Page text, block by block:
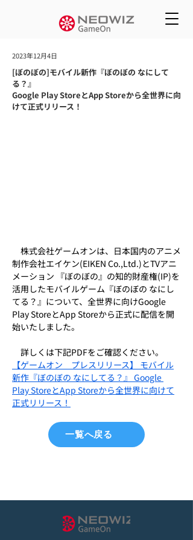
2023年12月4日
[ぼのぼの]モバイル新作『ぼのぼの なにして
る？』
Google Play StoreとApp Storeから全世界に向
けて正式リリース！
株式会社ゲームオンは、日本国内のアニメ
制作会社エイケン(EIKEN Co.,Ltd.)とTVアニ
メーション 『ぼのぼの』の知的財産権(IP)を
活用したモバイルゲーム『ぼのぼの なにし
てる？』について、全世界に向けGoogle
Play StoreとApp Storeから正式に配信を開
始いたしました。
詳しくは下記PDFをご確認ください。
【ゲームオン　プレスリリース】 モバイル
新作『ぼのぼの なにしてる？』 Google
Play StoreとApp Storeから全世界に向けて
正式リリース！
一覧へ戻る